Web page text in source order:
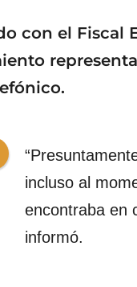
con el Fiscal
incluso al
encontraba en
informó.